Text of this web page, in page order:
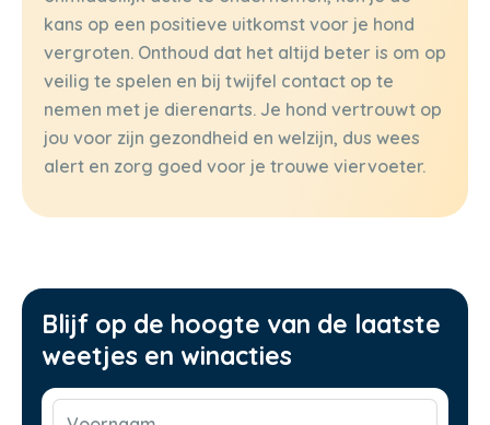
kans op een positieve uitkomst voor je hond
vergroten. Onthoud dat het altijd beter is om op
veilig te spelen en bij twijfel contact op te
nemen met je dierenarts. Je hond vertrouwt op
jou voor zijn gezondheid en welzijn, dus wees
alert en zorg goed voor je trouwe viervoeter.
Blijf op de hoogte van de laatste
weetjes en winacties
Voornaam